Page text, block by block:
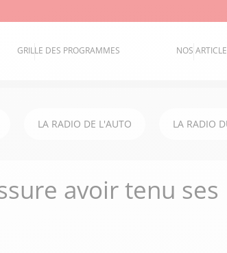
GRILLE DES PROGRAMMES NOS
LA RADIO DE L'AUTO LA RADIO
avoir tenu ses